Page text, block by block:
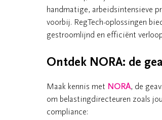
handmatige, arbeidsintensieve
voorbij. RegTech-oplossingen
gestroomlijnd en efficiënt
Ontdek NORA: de
Maak kennis met NORA, de
om belastingdirecteuren zoals
compliance: